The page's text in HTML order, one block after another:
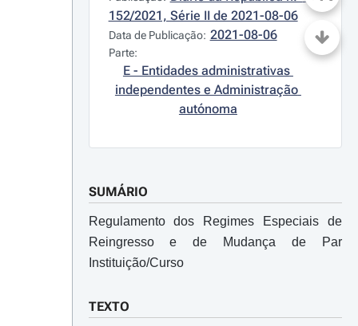
152/2021, Série II de 2021-08-06
Data de Publicação: 2021-08-06
Parte:
E - Entidades administrativas
independentes e Administração
autónoma
SUMÁRIO
Regulamento dos Regimes Especiais de
Reingresso e de Mudança de Par
Instituição/Curso
TEXTO